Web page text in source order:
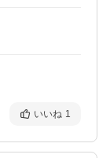
いいね 1